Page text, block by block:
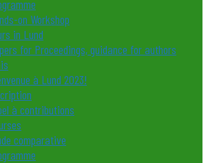
on Workshop
in Lund
for Proceedings, guidance for authors
à Lund 2023!
à contributions
comparative